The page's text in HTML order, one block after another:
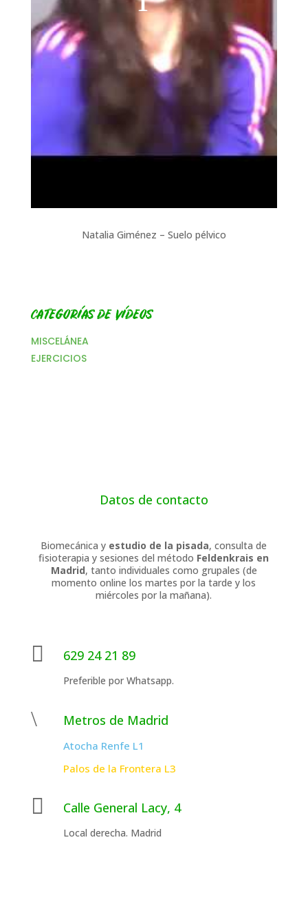
Natalia Giménez – Suelo pélvico
CATEGORÍAS DE VÍDEOS
MISCELÁNEA
EJERCICIOS
Datos de contacto
Biomecánica y estudio de la pisada, consulta de
fisioterapia y sesiones del método Feldenkrais en
Madrid, tanto individuales como grupales (de
momento online los martes por la tarde y los
miércoles por la mañana).
 629 24 21 89
Preferible por Whatsapp.
\ Metros de Madrid
Atocha Renfe L1
Palos de la Frontera L3
 Calle General Lacy, 4
Local derecha. Madrid